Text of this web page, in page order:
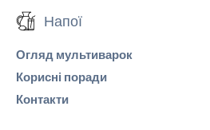
Напої
Огляд мультиварок
Корисні поради
Контакти